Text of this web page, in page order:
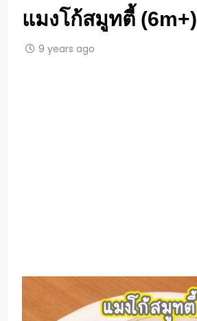
แมงโก้สมูทตี้ (6m+)
9 years ago